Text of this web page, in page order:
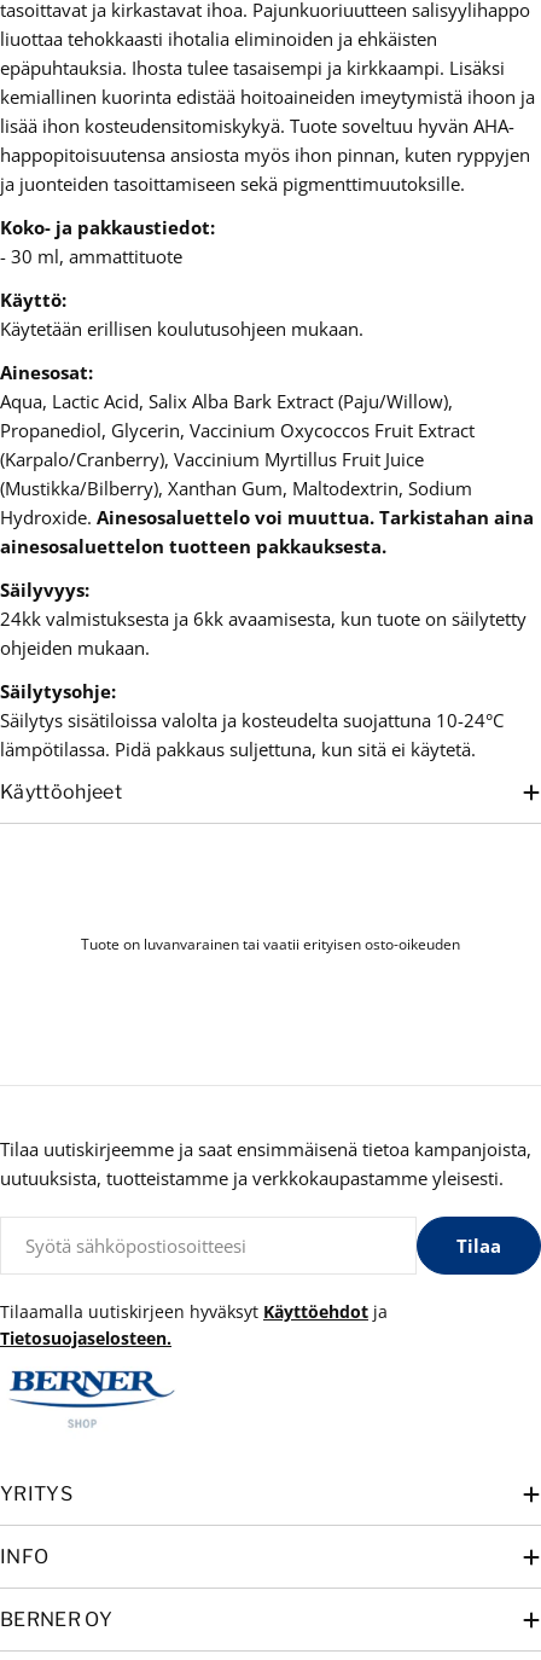
tasoittavat ja kirkastavat ihoa. Pajunkuoriuutteen salisyylihappo
liuottaa tehokkaasti ihotalia eliminoiden ja ehkäisten
epäpuhtauksia. Ihosta tulee tasaisempi ja kirkkaampi. Lisäksi
kemiallinen kuorinta edistää hoitoaineiden imeytymistä ihoon ja
lisää ihon kosteudensitomiskykyä. Tuote soveltuu hyvän AHA-
happopitoisuutensa ansiosta myös ihon pinnan, kuten ryppyjen
ja juonteiden tasoittamiseen sekä pigmenttimuutoksille.
Koko- ja pakkaustiedot:
- 30 ml, ammattituote
Käyttö:
Käytetään erillisen koulutusohjeen mukaan.
Ainesosat:
Aqua, Lactic Acid, Salix Alba Bark Extract (Paju/Willow),
Propanediol, Glycerin, Vaccinium Oxycoccos Fruit Extract
(Karpalo/Cranberry), Vaccinium Myrtillus Fruit Juice
(Mustikka/Bilberry), Xanthan Gum, Maltodextrin, Sodium
Hydroxide. Ainesosaluettelo voi muuttua. Tarkistahan aina
ainesosaluettelon tuotteen pakkauksesta.
Säilyvyys:
24kk valmistuksesta ja 6kk avaamisesta, kun tuote on säilytetty
ohjeiden mukaan.
Säilytysohje:
Säilytys sisätiloissa valolta ja kosteudelta suojattuna 10-24°C
lämpötilassa. Pidä pakkaus suljettuna, kun sitä ei käytetä.
Käyttöohjeet
Tuote on luvanvarainen tai vaatii erityisen osto-oikeuden
YRITYS
INFO
BERNER OY
Tilaa uutiskirjeemme ja saat ensimmäisenä tietoa kampanjoista,
uutuuksista, tuotteistamme ja verkkokaupastamme yleisesti.
Tilaa
Tilaamalla uutiskirjeen hyväksyt Käyttöehdot ja
Tietosuojaselosteen.